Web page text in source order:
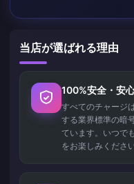
当店が選ばれる理由
100%安全・安
すべてのチャージ
する業界標準の暗
ています。いつで
をお楽しみください